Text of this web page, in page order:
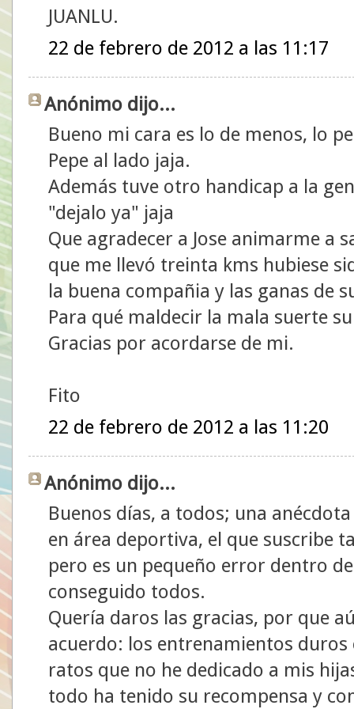
JUANLU.
22 de febrero de 2012 a las 11:17
Anónimo dijo...
Bueno mi cara es lo de menos, lo
Pepe al lado jaja.
Además tuve otro handicap a la
"dejalo ya" jaja
Que agradecer a Jose animarme a
que me llevó treinta kms hubiese
la buena compañia y las ganas de
Para qué maldecir la mala suerte
Gracias por acordarse de mi.
Fito
22 de febrero de 2012 a las 11:20
Anónimo dijo...
Buenos días, a todos; una
en área deportiva, el que suscribe
pero es un pequeño error dentro
conseguido todos.
Quería daros las gracias, por que
acuerdo: los entrenamientos
ratos que no he dedicado a mis
todo ha tenido su recompensa y